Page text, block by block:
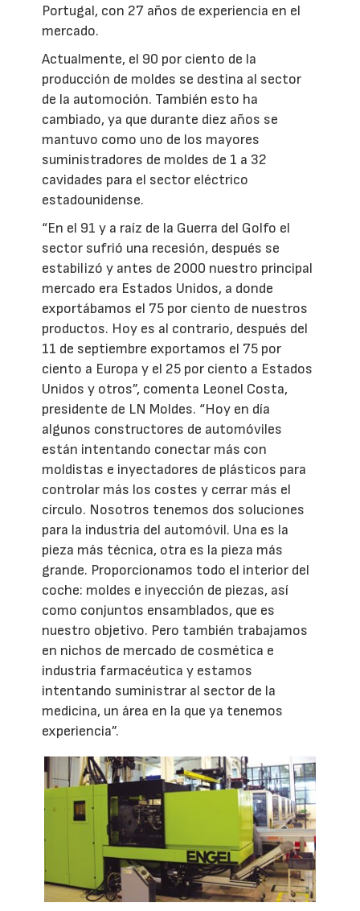
Portugal, con 27 años de experiencia en el
mercado.
Actualmente, el 90 por ciento de la
producción de moldes se destina al sector
de la automoción. También esto ha
cambiado, ya que durante diez años se
mantuvo como uno de los mayores
suministradores de moldes de 1 a 32
cavidades para el sector eléctrico
estadounidense.
“En el 91 y a raíz de la Guerra del Golfo el
sector sufrió una recesión, después se
estabilizó y antes de 2000 nuestro principal
mercado era Estados Unidos, a donde
exportábamos el 75 por ciento de nuestros
productos. Hoy es al contrario, después del
11 de septiembre exportamos el 75 por
ciento a Europa y el 25 por ciento a Estados
Unidos y otros”, comenta Leonel Costa,
presidente de LN Moldes. “Hoy en día
algunos constructores de automóviles
están intentando conectar más con
moldistas e inyectadores de plásticos para
controlar más los costes y cerrar más el
círculo. Nosotros tenemos dos soluciones
para la industria del automóvil. Una es la
pieza más técnica, otra es la pieza más
grande. Proporcionamos todo el interior del
coche: moldes e inyección de piezas, así
como conjuntos ensamblados, que es
nuestro objetivo. Pero también trabajamos
en nichos de mercado de cosmética e
industria farmacéutica y estamos
intentando suministrar al sector de la
medicina, un área en la que ya tenemos
experiencia”.